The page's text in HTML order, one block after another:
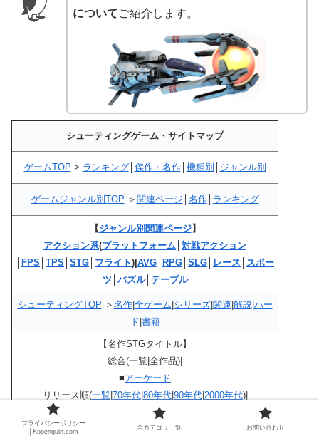
についてご紹介します。
シューティングゲーム・サイトマップ
ゲームTOP > ランキング│ 傑作・名作│ 機種別 ジャンル別
ゲームジャンル別TOP ＞ 関連ページ 名作│ ランキング
【ジャンル別関連ページ】
アクション系(プラットフォーム 対戦アクション
FPS TPS STG フライト)| AVG RPG SLG レース
スポー
ツ パズル│ テーブル
シューティングTOP ＞ 名作| 全ゲーム シリーズ| 関連 解説| ハー
ド 書籍
【名作STGタイトル】
総合(一覧|全作品)|
■アーケード
リリース順(一覧| 70年代| 80年代| 90年代| 2000年代)|
年代別(
80年代|90年代
■据置ゲーム
プライバシーポリシー
│Kopenguin.com
全カテゴリ一覧 お問い合わせ